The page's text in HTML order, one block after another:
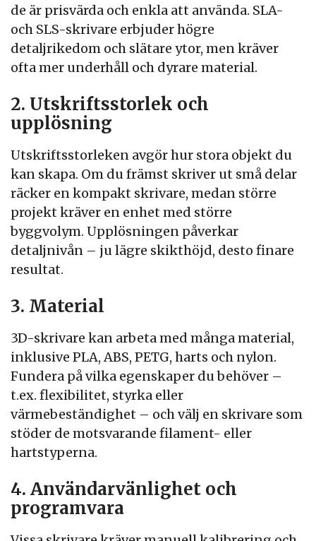
de är prisvärda och enkla att använda. SLA-
och SLS-skrivare erbjuder högre
detaljrikedom och slätare ytor, men kräver
ofta mer underhåll och dyrare material.
2. Utskriftsstorlek och
upplösning
Utskriftsstorleken avgör hur stora objekt du
kan skapa. Om du främst skriver ut små delar
räcker en kompakt skrivare, medan större
projekt kräver en enhet med större
byggvolym. Upplösningen påverkar
detaljnivån – ju lägre skikthöjd, desto finare
resultat.
3. Material
3D-skrivare kan arbeta med många material,
inklusive PLA, ABS, PETG, harts och nylon.
Fundera på vilka egenskaper du behöver –
t.ex. flexibilitet, styrka eller
värmebeständighet – och välj en skrivare som
stöder de motsvarande filament- eller
hartstyperna.
4. Användarvänlighet och
programvara